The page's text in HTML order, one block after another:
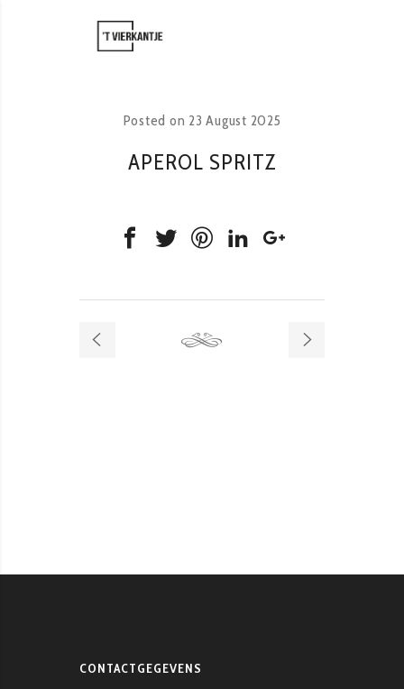
Posted on 23 August 2025
APEROL SPRITZ
CONTACTGEGEVENS